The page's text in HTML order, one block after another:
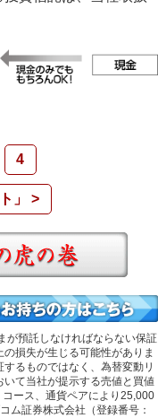
4
」 >
が預託しなければならない保証
損失が生じる可能性がありま
るものではなく、為替変動リ
て当社が提示する売値と買値
ース、通貨ペアにより25,000
ム証券株式会社（登録番号：